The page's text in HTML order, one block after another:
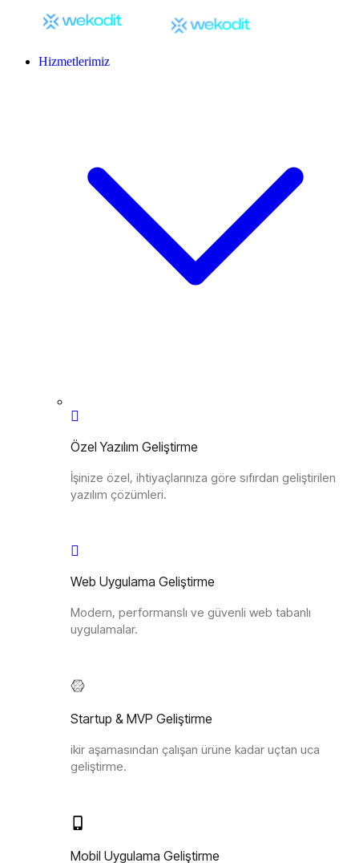
Hizmetlerimiz
Özel Yazılım Geliştirme
İşinize özel, ihtiyaçlarınıza göre sıfırdan geliştirilen
yazılım çözümleri.
Web Uygulama Geliştirme
Modern, performanslı ve güvenli web tabanlı
uygulamalar.
Startup & MVP Geliştirme
ikir aşamasından çalışan ürüne kadar uçtan uca
geliştirme.
Mobil Uygulama Geliştirme